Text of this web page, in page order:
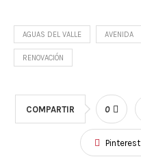
AGUAS DEL VALLE AVENIDA
RENOVACIÓN
COMPARTIR 0
Pinterest